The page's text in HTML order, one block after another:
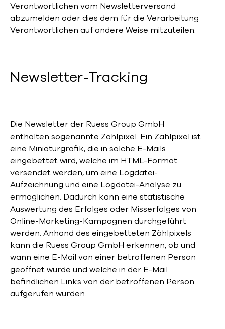
Verantwortlichen vom Newsletterversand
abzumelden oder dies dem für die Verarbeitung
Verantwortlichen auf andere Weise mitzuteilen.
Newsletter-Tracking
Die Newsletter der Ruess Group GmbH
enthalten sogenannte Zählpixel. Ein Zählpixel ist
eine Miniaturgrafik, die in solche E-Mails
eingebettet wird, welche im HTML-Format
versendet werden, um eine Logdatei-
Aufzeichnung und eine Logdatei-Analyse zu
ermöglichen. Dadurch kann eine statistische
Auswertung des Erfolges oder Misserfolges von
Online-Marketing-Kampagnen durchgeführt
werden. Anhand des eingebetteten Zählpixels
kann die Ruess Group GmbH erkennen, ob und
wann eine E-Mail von einer betroffenen Person
geöffnet wurde und welche in der E-Mail
befindlichen Links von der betroffenen Person
aufgerufen wurden.